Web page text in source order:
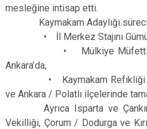
mesleğine intisap etti.
Kaymakam Adaylığı
• İl Merkez Stajını
• Mülkiye Müfettişi
Ankara’da,
• Kaymakam Refikliği
ve Ankara / Polatlı ilçelerinde
Ayrıca Isparta ve Çankırı
Vekilliği, Çorum / Dodurga ve